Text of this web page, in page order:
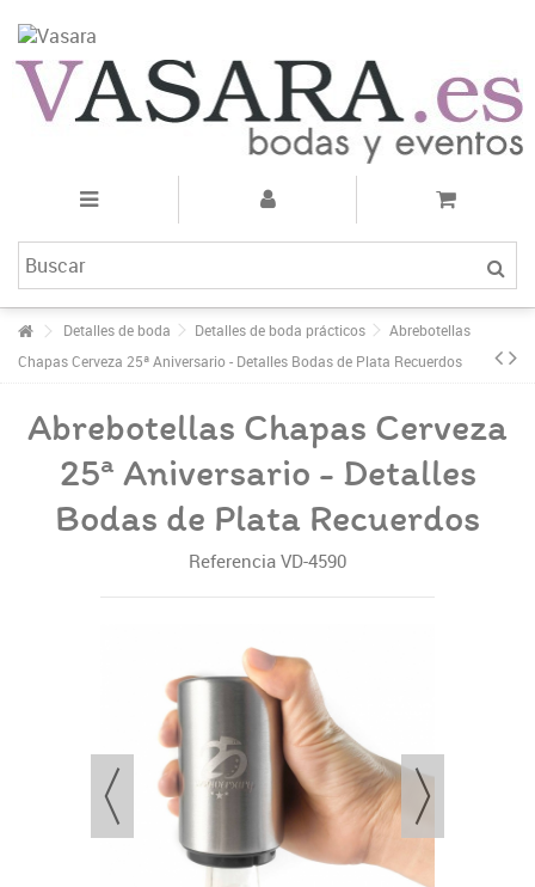
Detalles de boda Detalles de boda prácticos
Abrebotellas
Chapas Cerveza 25ª Aniversario - Detalles Bodas de Plata Recuerdos
Abrebotellas Chapas Cerveza
25ª Aniversario - Detalles
Bodas de Plata Recuerdos
Referencia VD-4590